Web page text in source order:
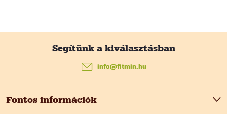
bFontos információk
info@fitmin.hu